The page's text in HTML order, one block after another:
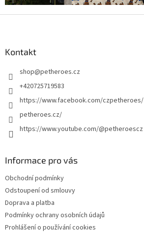
Kontakt
shop@petheroes.cz
+420725719583
https://www.facebook.com/czpetheroes/
petheroes.cz/
https://www.youtube.com/@petheroescz
Informace pro vás
Obchodní podmínky
Odstoupení od smlouvy
Doprava a platba
Podmínky ochrany osobních údajů
Prohlášení o používání cookies